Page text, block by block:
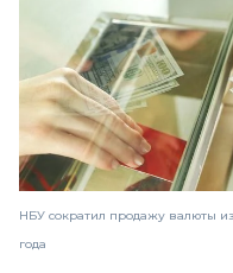
НБУ сократил продажу валюты
года